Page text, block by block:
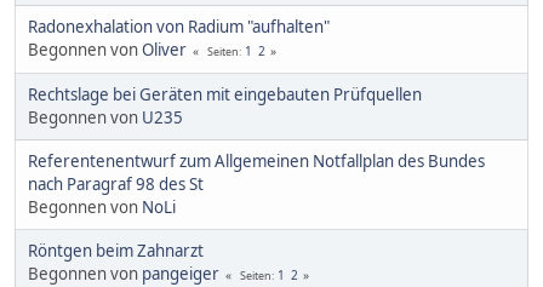
Radonexhalation von Radium "aufhalten"
Begonnen vonOliver Seiten 1 2
Rechtslage bei Geräten mit eingebauten Prüfquellen
Begonnen von U235
Referentenentwurf zum Allgemeinen Notfallplan des Bundes
nach Paragraf 98 des St
Begonnen von NoLi
Röntgen beim Zahnarzt
Begonnen von pangeiger Seiten 1 2